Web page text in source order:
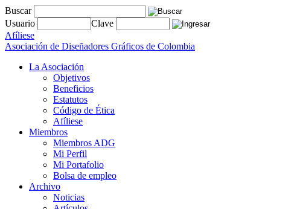
Buscar
Usuario
Clave
Afíliese
Asociación de Diseñadores Gráficos de Colombia
La Asociación
Objetivos
Beneficios
Estatutos
Código de Ética
Afíliese
Miembros
Miembros ADG
Mi Perfil
Mi Portafolio
Bolsa de empleo
Archivo
Noticias